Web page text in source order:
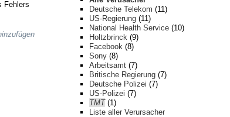
Deutsche Telekom (11)
US-Regierung (11)
National Health Service (10)
Holtzbrinck (9)
Facebook (8)
Sony (8)
Arbeitsamt (7)
Britische Regierung (7)
Deutsche Polizei (7)
US-Polizei (7)
TMT(1)
Liste aller Verursacher
Fehlers